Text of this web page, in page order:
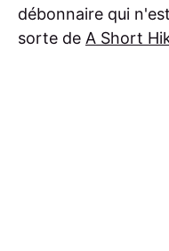
débonnaire qui
sorte de A Short